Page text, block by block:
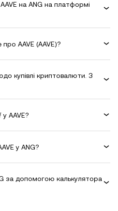
на ANG на платформі
AAVE (AAVE)?
купівлі криптовалюти. З
у AAVE?
у ANG?
за допомогою калькулятора